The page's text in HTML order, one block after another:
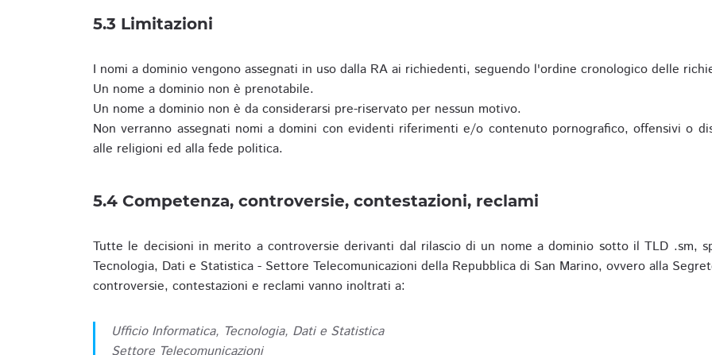
5.3 Limitazioni
I nomi a dominio vengono assegnati in uso dalla RA ai richiedenti, seguendo l'ordine cronologico delle
Un nome a dominio non è prenotabile.
Un nome a dominio non è da considerarsi pre-riservato per nessun motivo.
Non verranno assegnati nomi a domini con evidenti riferimenti e/o contenuto pornografico, offensivi o
alle religioni ed alla fede politica.
5.4 Competenza, controversie, contestazioni, reclami
Tutte le decisioni in merito a controversie derivanti dal rilascio di un nome a dominio sotto il TLD .sm,
Tecnologia, Dati e Statistica - Settore Telecomunicazioni della Repubblica di San Marino, ovvero alla
controversie, contestazioni e reclami vanno inoltrati a:
Ufficio Informatica, Tecnologia, Dati e Statistica